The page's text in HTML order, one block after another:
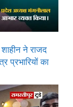
ने राजद
प्रभारियों का